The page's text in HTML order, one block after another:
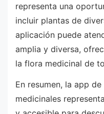
representa una
incluir plantas de
aplicación puede
amplia y diversa,
la flora medicinal de
En resumen, la app
medicinales